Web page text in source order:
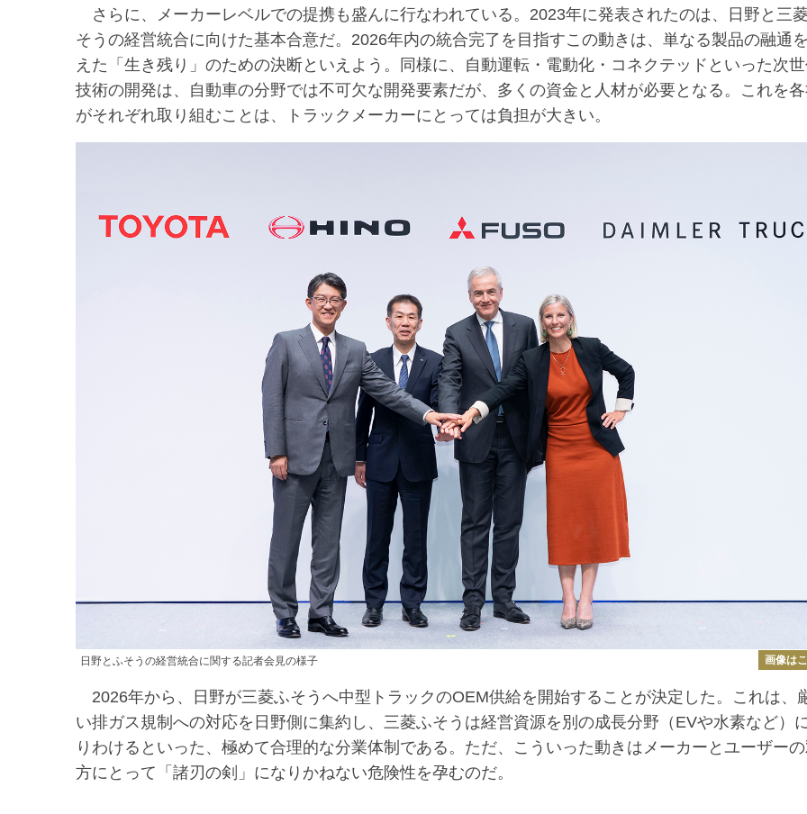
さらに、メーカーレベルでの提携も盛んに行なわれている。2023年に発表されたのは、日野と三
そうの経営統合に向けた基本合意だ。2026年内の統合完了を目指すこの動きは、単なる製品の融通
えた「生き残り」のための決断といえよう。同様に、自動運転・電動化・コネクテッドといった次
技術の開発は、自動車の分野では不可欠な開発要素だが、多くの資金と人材が必要となる。これを
がそれぞれ取り組むことは、トラックメーカーにとっては負担が大きい。
日野とふそうの経営統合に関する記者会見の様子 画像は
2026年から、日野が三菱ふそうへ中型トラックのOEM供給を開始することが決定した。これは、
い排ガス規制への対応を日野側に集約し、三菱ふそうは経営資源を別の成長分野（EVや水素など）
りわけるといった、極めて合理的な分業体制である。ただ、こういった動きはメーカーとユーザー
方にとって「諸刃の剣」になりかねない危険性を孕むのだ。